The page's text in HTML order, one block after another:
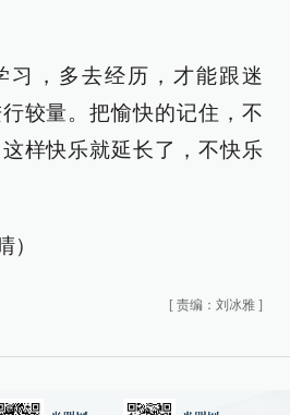
习，多去经历，才能跟迷
较量。把愉快的记住，不
样快乐就延长了，不快乐
）
[ 责编：刘冰雅 ]